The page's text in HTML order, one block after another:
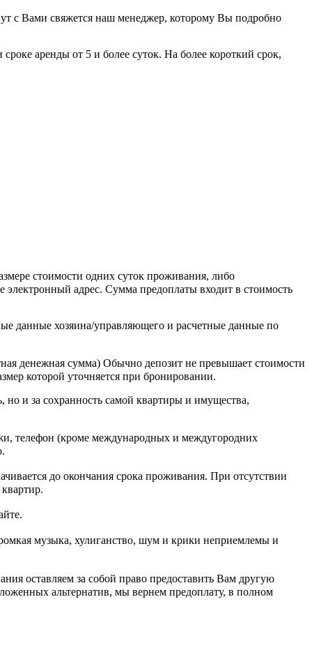
с Вами свяжется наш менеджер, которому Вы подробно
аренды от 5 и более суток. На более короткий срок,
стоимости одних суток проживания, либо
адрес. Сумма предоплаты входит в стоимость
данные хозяина/управляющего и расчетные данные по
денежная сумма) Обычно депозит не превышает стоимости
которой уточняется при бронировании.
но и за сохранность самой квартиры и имущества,
телефон (кроме международных и междугородних
до окончания срока проживания. При отсутствии
музыка, хулиганство, шум и крики неприемлемы и
оставляем за собой право предоставить Вам другую
альтернатив, мы вернем предоплату, в полном